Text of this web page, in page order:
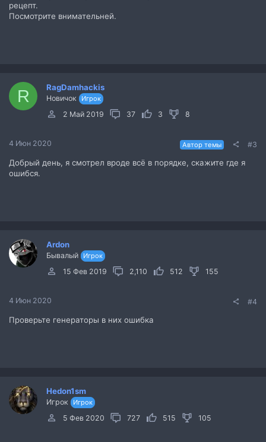
рецепт.
Посмотрите внимательней.
R RagDamhackis
Новичок Игрок
2 Май 2019 37 3 8
4 Июн 2020 Автор темы #3
Добрый день, я смотрел вроде всё в порядке, скажите где я
ошибся.
Ardon
Бывалый Игрок
15 Фев 2019 2,110 512 155
4 Июн 2020 #4
Проверьте генераторы в них ошибка
Hedon1sm
Игрок Игрок
5 Фев 2020 727 515 105